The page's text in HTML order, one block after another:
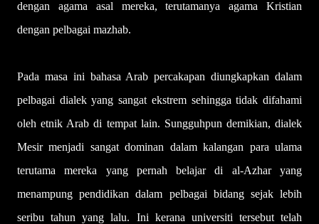
dengan agama asal mereka, terutamanya agama Kristian
dengan pelbagai mazhab.
Pada masa ini bahasa Arab percakapan diungkapkan dalam
pelbagai dialek yang sangat ekstrem sehingga tidak difahami
oleh etnik Arab di tempat lain. Sungguhpun demikian, dialek
Mesir menjadi sangat dominan dalam kalangan para ulama
terutama mereka yang pernah belajar di al-Azhar yang
menampung pendidikan dalam pelbagai bidang sejak lebih
seribu tahun yang lalu. Ini kerana universiti tersebut telah